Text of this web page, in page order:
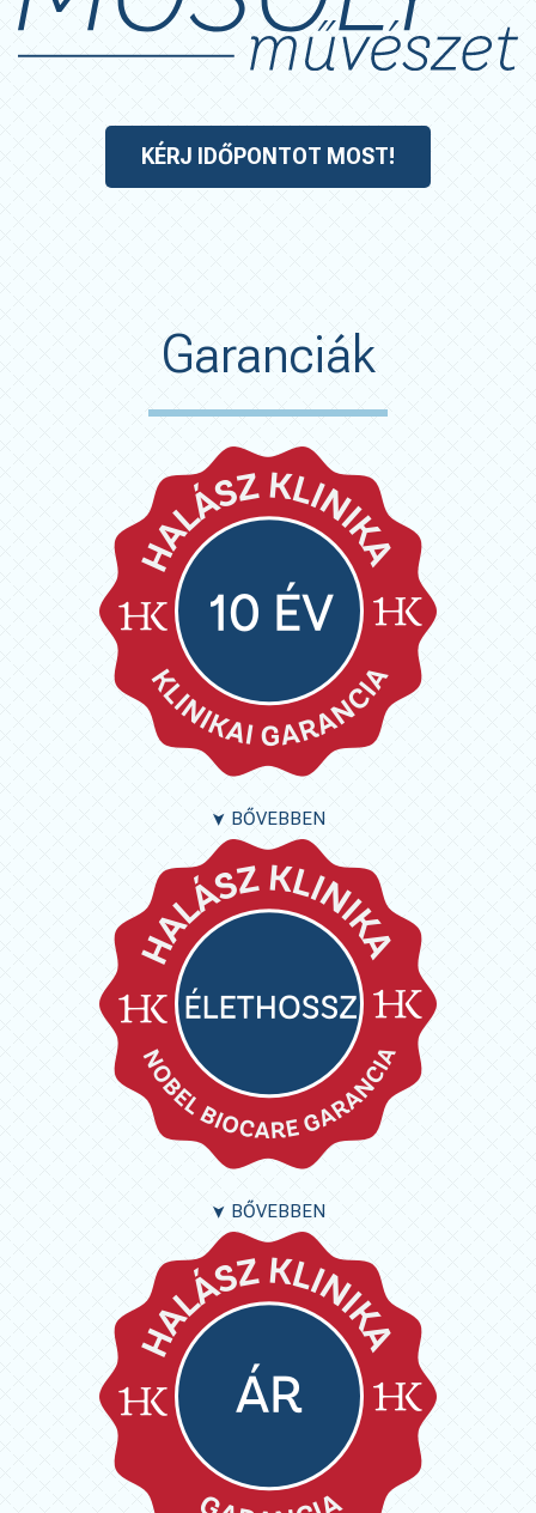
KÉRJ IDŐPONTOT MOST!
Garanciák
➤ BŐVEBBEN
➤ BŐVEBBEN